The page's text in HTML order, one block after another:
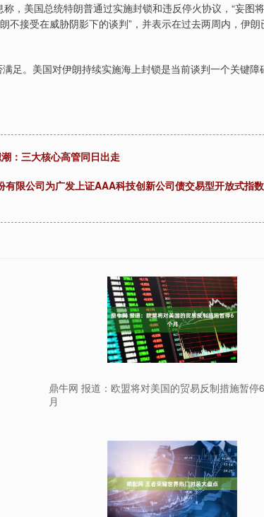
，美国总统特朗普通过实施封锁和违反停火协议，“妄图
不接受在威胁阴影下的谈判”，并表示在过去两周内，伊
足。美国对伊朗持续实施海上封锁是当前谈判一个关键障
：三大核心高管同日出走
限公司为广发上证AAA科技创新公司债交易型开放式指
鼎牛网 报道：欧盟将对美国的贸易反制措施暂停
月